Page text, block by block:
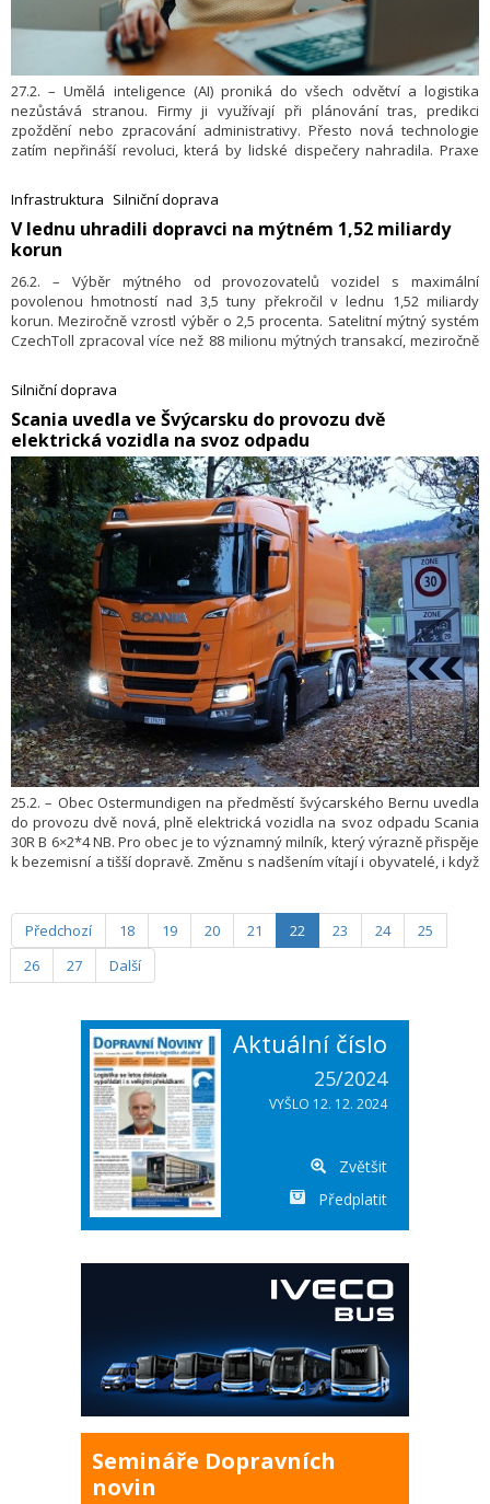
27.2. – Umělá inteligence (AI) proniká do všech odvětví a logistika
nezůstává stranou. Firmy ji využívají při plánování tras, predikci
zpoždění nebo zpracování administrativy. Přesto nová technologie
zatím nepřináší revoluci, která by lidské dispečery nahradila. Praxe
neobejde.
Infrastruktura Silniční doprava
​V lednu uhradili dopravci na mýtném 1,52 miliardy
korun
26.2. – Výběr mýtného od provozovatelů vozidel s maximální
povolenou hmotností nad 3,5 tuny překročil v lednu 1,52 miliardy
korun. Meziročně vzrostl výběr o 2,5 procenta. Satelitní mýtný systém
CzechToll zpracoval více než 88 milionu mýtných transakcí, meziročně
Silniční doprava
​Scania uvedla ve Švýcarsku do provozu dvě
elektrická vozidla na svoz odpadu
25.2. – Obec Ostermundigen na předměstí švýcarského Bernu uvedla
do provozu dvě nová, plně elektrická vozidla na svoz odpadu Scania
30R B 6×2*4 NB. Pro obec je to významný milník, který výrazně přispěje
k bezemisní a tišší dopravě. Změnu s nadšením vítají i obyvatelé, i když
akustického doprovodu, a tak musí lidé připravit nádoby včas sami.
Předchozí 18 19 20 21 22 23 24
25
26
27 Další
Aktuální číslo
25/2024
VYŠLO 12. 12. 2024
Zvětšit
Předplatit
Semináře Dopravních
novin